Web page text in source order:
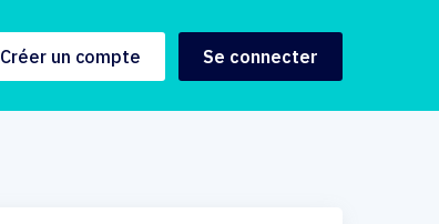
Créer un compte Se connecter